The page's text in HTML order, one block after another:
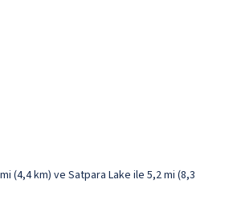
(4,4 km) ve Satpara Lake ile 5,2 mi (8,3